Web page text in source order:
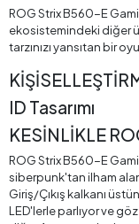
ROG Strix B560-E
ekosistemindeki diğer
tarzınızı yansıtan bir
ID Tasarımı
KESİNLİKLE
ROG Strix B560-E
siberpunk'tan ilham
Giriş/Çıkış kalkanı
LED'lerle parlıyor ve